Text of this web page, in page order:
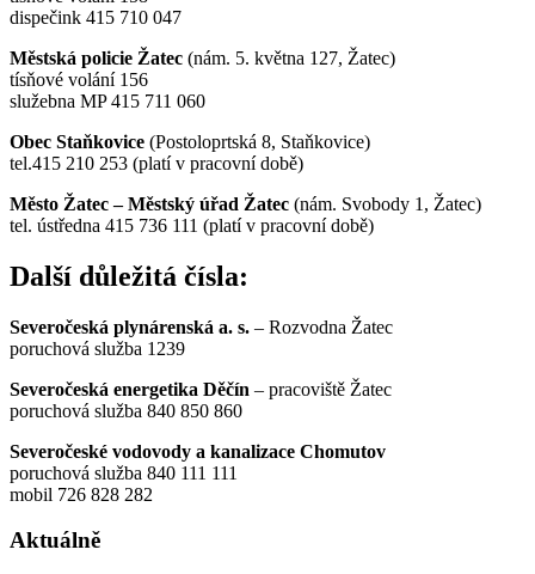
dispečink 415 710 047
Městská policie Žatec (nám. 5. května 127, Žatec)
tísňové volání 156
služebna MP 415 711 060
Obec Staňkovice (Postoloprtská 8, Staňkovice)
tel.415 210 253 (platí v pracovní době)
Město Žatec – Městský úřad Žatec (nám. Svobody 1, Žatec)
tel. ústředna 415 736 111 (platí v pracovní době)
Další důležitá čísla:
Severočeská plynárenská a. s. – Rozvodna Žatec
poruchová služba 1239
Severočeská energetika Děčín – pracoviště Žatec
poruchová služba 840 850 860
Severočeské vodovody a kanalizace Chomutov
poruchová služba 840 111 111
mobil 726 828 282
Aktuálně